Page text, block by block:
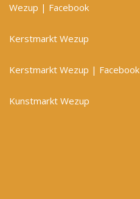
Wezup | Facebook
Kerstmarkt Wezup
Kerstmarkt Wezup | Facebook
Kunstmarkt Wezup